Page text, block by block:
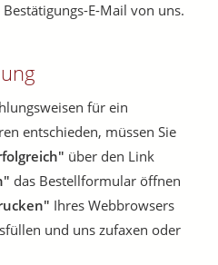
E-Mail von uns.
für ein
entschieden, müssen Sie
über den Link
das Bestellformular öffnen
Ihres Webbrowsers
und uns zufaxen oder